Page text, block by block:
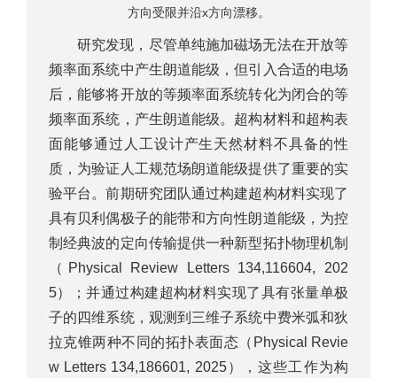
方向受限并沿x方向漂移。
研究发现，尽管单纯施加磁场无法在开放等
频率面系统中产生朗道能级，但引入合适的电场
后，能够将开放的等频率面系统转化为闭合的等
频率面系统，产生朗道能级。超构材料和超构表
面能够通过人工设计产生天然材料不具备的性
质，为验证人工规范场朗道能级提供了重要的实
验平台。前期研究团队通过构建超构材料实现了
具有贝利偶极子的能带和方向性朗道能级，为控
制经典波的定向传输提供一种新型拓扑物理机制
（Physical Review Letters 134,116604, 202
5）；并通过构建超构材料实现了具有张量单极
子的四维系统，观测到三维子系统中费米弧和狄
拉克锥两种不同的拓扑表面态（Physical Revie
w Letters 134,186601, 2025），这些工作为构